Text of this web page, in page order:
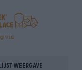
via
Lijst weergave